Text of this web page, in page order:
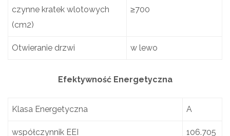
czynne kratek wlotowych
(cm2)
≥700
Otwieranie drzwi w lewo
Efektywność Energetyczna
Klasa Energetyczna A
współczynnik EEI 106.705